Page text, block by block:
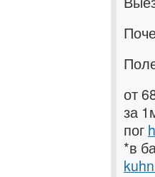
от
за
пог
*в